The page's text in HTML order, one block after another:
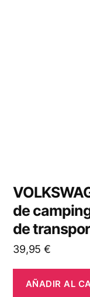
de
de
39,95 €
AÑADIR AL